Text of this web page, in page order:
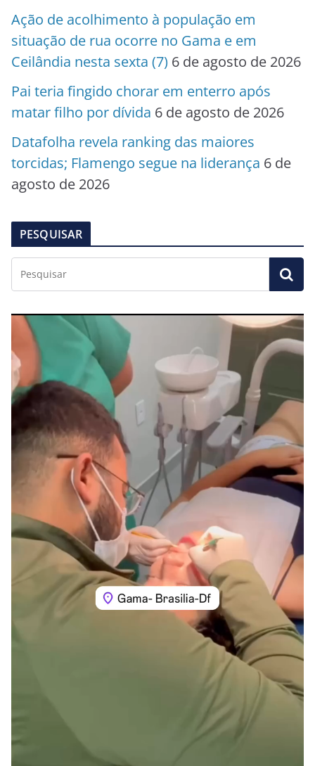
Ação de acolhimento à população em
situação de rua ocorre no Gama e em
Ceilândia nesta sexta (7) 6 de agosto de 2026
Pai teria fingido chorar em enterro após
matar filho por dívida 6 de agosto de 2026
Datafolha revela ranking das maiores
torcidas; Flamengo segue na liderança 6 de
agosto de 2026
PESQUISAR